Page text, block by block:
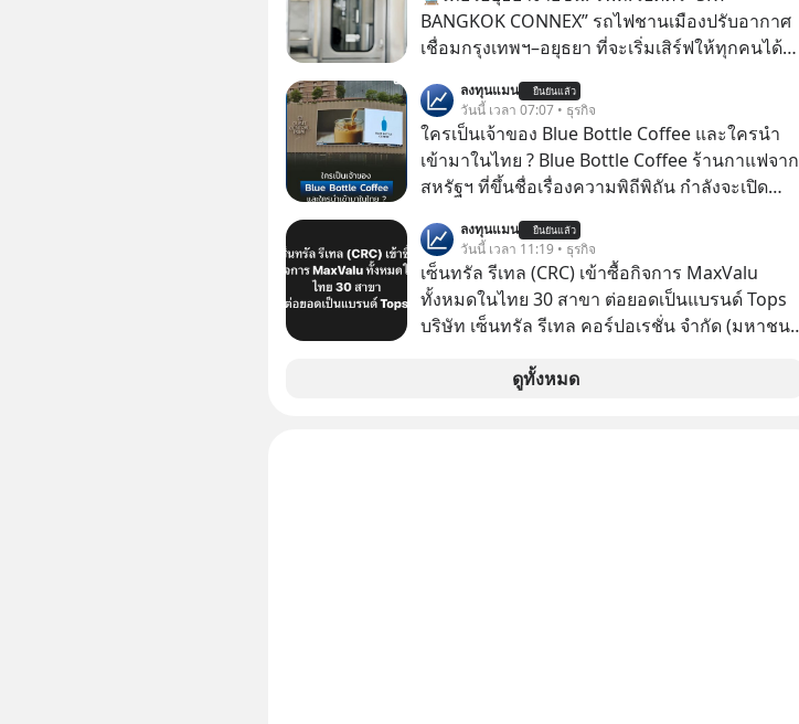
BANGKOK CONNEX” รถไฟชานเมืองปรับอากาศ
เชื่อมกรุงเทพฯ–อยุธยา ที่จะเริ่มเสิร์ฟให้ทุกคนได้มา
2569 นี้! ค่าตั๋วเริ่มต้นเพียง 30 บาท เส้นทางให้
บริการหลัก ได้แก่ สถานีกลางกรุงเทพอภิวัฒน์ →
ดอนเมือง → รังสิต → คลองพุทรา → บางปะอิน →
บ้านโพ → อยุธยา การรถไฟแห่งประเทศไทย ยก
BANGKOK CONNEX (BNEX) นำรถดีเซลราง KIHA
40/48 จากประเทศญี่ปุ่น มาปรับปรุงใหม่ทั้งคัน ปรับ
อากาศ ที่นั่งสบาย พร้อมขยายต้นทางมาที่สถานี
กลางกรุงเทพอภิวัฒน์ เชื่อมต่อรถไฟฟ้าสายต่าง ๆ
ได้สะดวกยิ่งขึ้น #AmazingThailand #สุขทันทีที่
แห่งประเทศไทย
ลงทุนแมน ยืนยันแล้ว
วันนี้ เวลา 07:07 • ธุรกิจ
ใครเป็นเจ้าของ Blue Bottle Coffee และใครนำ
เข้ามาในไทย ? Blue Bottle Coffee ร้านกาแฟจาก
สหรัฐฯ ที่ขึ้นชื่อเรื่องความพิถีพิถัน กำลังจะเปิด
ลงทุนแมน ยืนยันแล้ว
วันนี้ เวลา 11:19 • ธุรกิจ
เซ็นทรัล รีเทล (CRC) เข้าซื้อกิจการ MaxValu
ทั้งหมดในไทย 30 สาขา ต่อยอดเป็นแบรนด์ Tops
บริษัท เซ็นทรัล รีเทล คอร์ปอเรชั่น จำกัด (มหาชน)
ฟู้ด รีเทล จำกัด (CFR) ซึ่งเป็นบริษัทย่อยที่ CRC ถือ
ดูทั้งหมด